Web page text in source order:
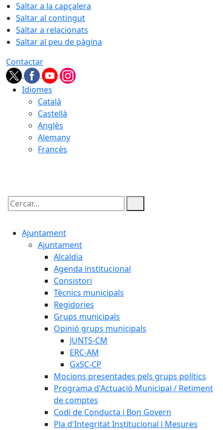
Saltar a la capçalera
Saltar al contingut
Saltar a relacionats
Saltar al peu de pàgina
Contactar
Idiomes
Català
Castellà
Anglès
Alemany
Francès
Cercar:
Ajuntament
Ajuntament
Alcaldia
Agenda institucional
Consistori
Tècnics municipals
Regidories
Grups municipals
Opinió grups municipals
JUNTS-CM
ERC-AM
GxSC-CP
Mocions presentades pels grups polítics
Programa d'Actuació Municipal / Retiment
de comptes
Codi de Conducta i Bon Govern
Pla d'Integritat Institucional i Mesures